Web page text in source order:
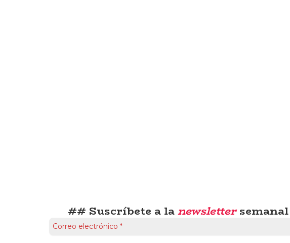
## Suscríbete a lanewslettersemanal